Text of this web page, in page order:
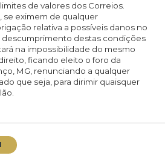
de valores dos Correios.
se eximem de qualquer
relativa a possíveis danos no
descumprimento destas condições
na impossibilidade do mesmo
ficando eleito o foro da
MG, renunciando a qualquer
que seja, para dirimir quaisquer